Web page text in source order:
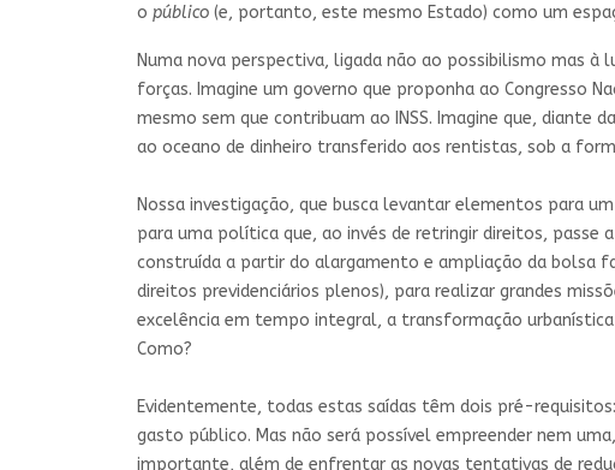
o público (e, portanto, este mesmo Estado) como um
Numa nova perspectiva, ligada não ao possibilismo mas
forças. Imagine um governo que proponha ao Congresso
mesmo sem que contribuam ao INSS. Imagine que,
ao oceano de dinheiro transferido aos rentistas, sob a
Nossa investigação, que busca levantar elementos para
para uma política que, ao invés de retringir direitos, passe
construída a partir do alargamento e ampliação da bolsa
direitos previdenciários plenos), para realizar grandes
excelência em tempo integral, a transformação
Como?
Evidentemente, todas estas saídas têm dois pré-
gasto público. Mas não será possível empreender nem
importante, além de enfrentar as novas tentativas de